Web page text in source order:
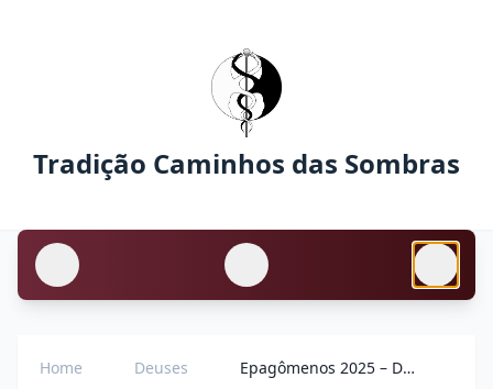
Tradição Caminhos das Sombras
Home Deuses Epagômenos 2025 – Dia 5